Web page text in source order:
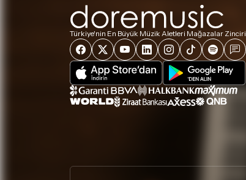
Türkiye'nin En Büyük Müzik Aletleri Mağazalar Zinciri